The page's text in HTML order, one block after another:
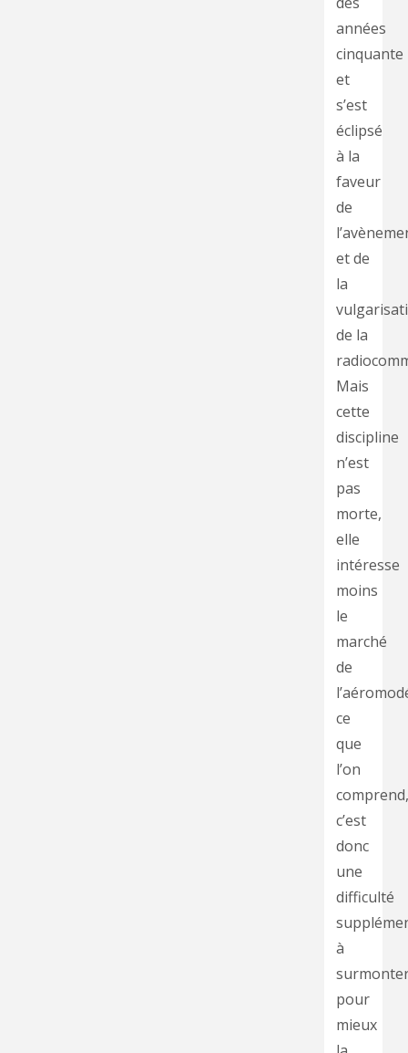
années
cinquante
et
s’est
éclipsé
à la
faveur
de
et de
la
de la
Mais
cette
discipline
n’est
pas
morte,
elle
intéresse
moins
le
marché
de
ce
que
l’on
comprend,
c’est
donc
une
difficulté
à
pour
mieux